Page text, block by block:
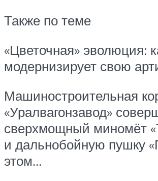
Также по теме
«Цветочная» эволюция:
модернизирует свою
Машиностроительная
«Уралвагонзавод»
сверхмощный миномёт
и дальнобойную пушку
этом…